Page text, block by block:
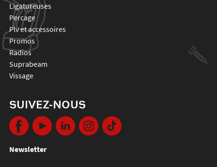
ligatureuses
percage
plv et accessoires
promos
radios
suprabeam
vissage
SUIVEZ-NOUS
Newsletter